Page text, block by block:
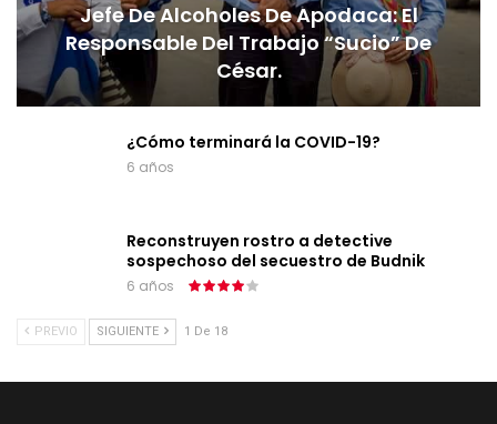
Jefe De Alcoholes De Apodaca: El
Responsable Del Trabajo “sucio” De
César.
¿Cómo terminará la COVID-19?
6 años
Reconstruyen rostro a detective
sospechoso del secuestro de Budnik
6 años
PREVIO SIGUIENTE 1 De 18